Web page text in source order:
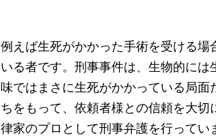
例えば生死がかかった手術を受ける
いる者です。刑事事件は、生物的に
味ではまさに生死がかかっている局
ちをもって、依頼者様との信頼を大
律家のプロとして刑事弁護を行って